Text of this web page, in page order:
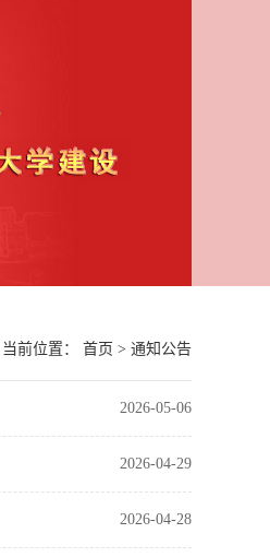
当前位置： 首页 > 通知公告
2026-05-06
2026-04-29
2026-04-28